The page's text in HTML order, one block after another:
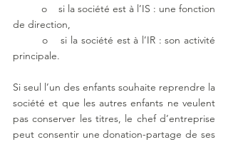
de direction,
principale.
Si seul l’un des enfants souhaite reprendre la
société et que les autres enfants ne veulent
pas conserver les titres, le chef d’entreprise
peut consentir une donation-partage de ses